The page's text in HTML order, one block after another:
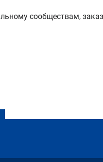
сообществам,